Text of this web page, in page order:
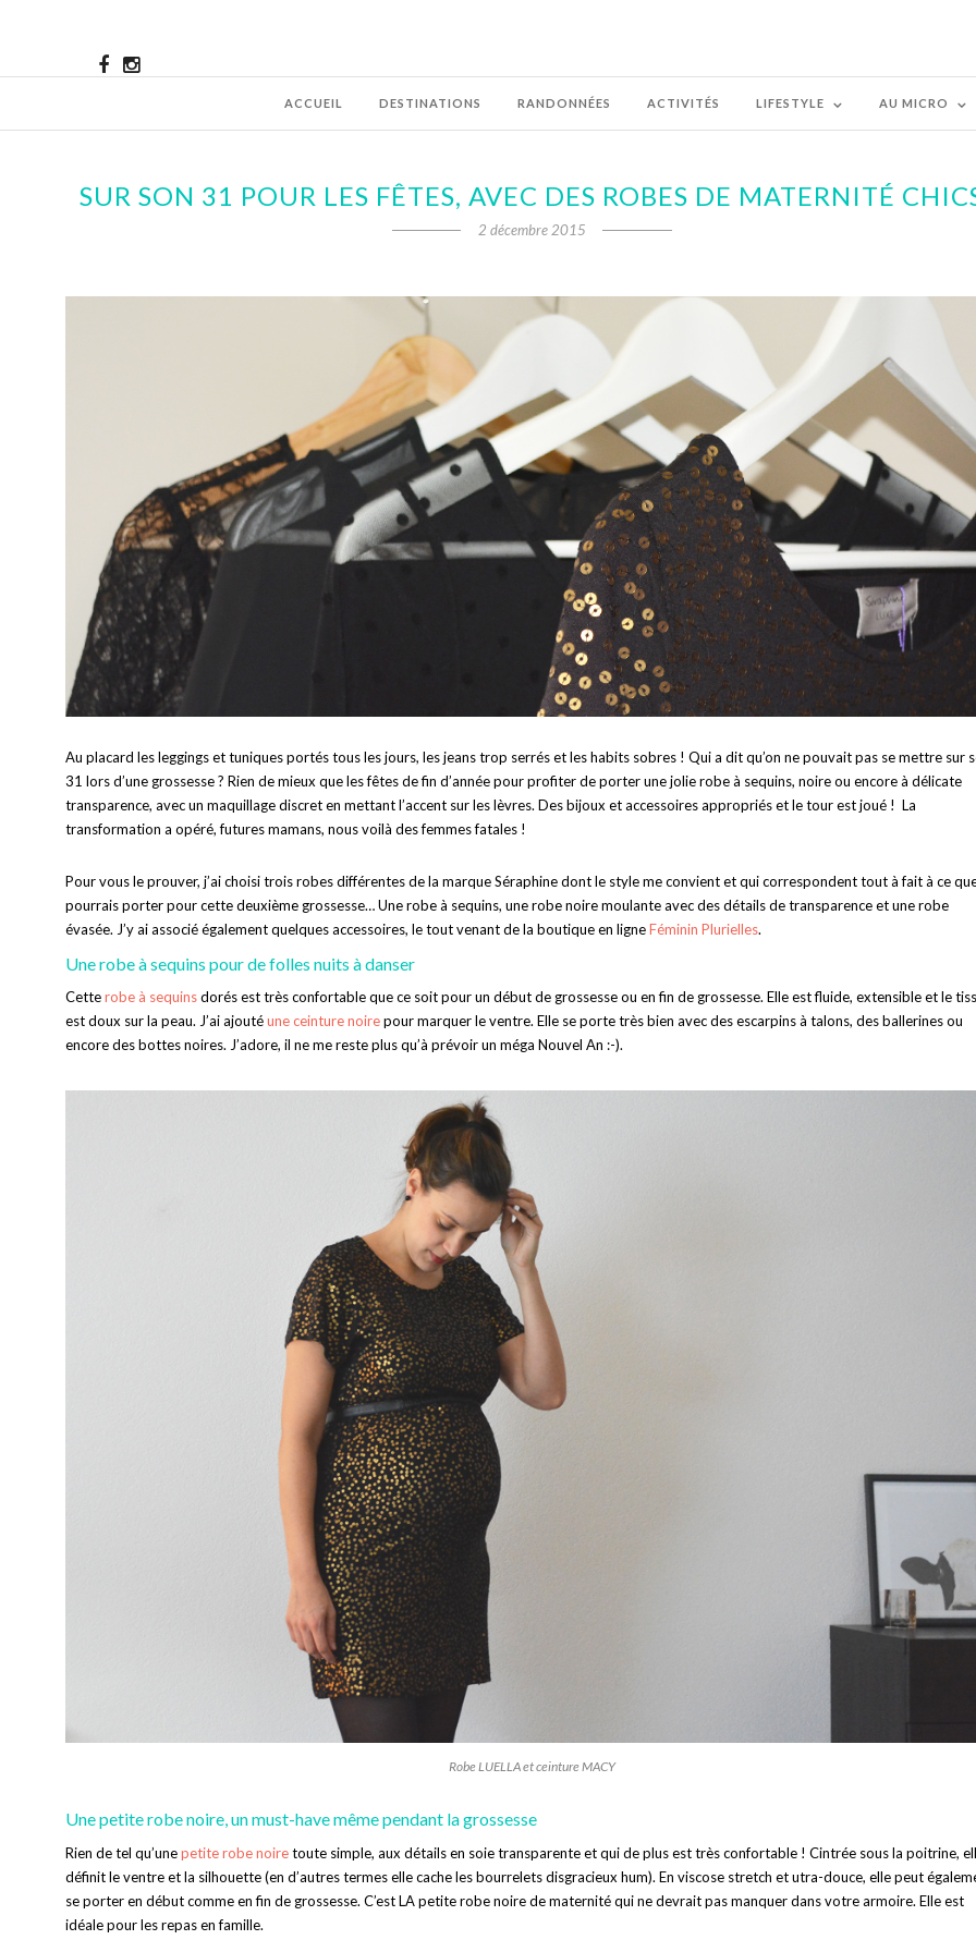
ACCUEIL DESTINATIONS RANDONNÉES ACTIVITÉS LIFESTYLE AU MICRO
SUR SON 31 POUR LES FÊTES, AVEC DES ROBES DE MATERNITÉ
2 décembre 2015
Au placard les leggings et tuniques portés tous les jours, les jeans trop serrés et les habits sobres ! Qui a dit qu’on ne pouvait pas se mettre sur
31 lors d’une grossesse ? Rien de mieux que les fêtes de fin d’année pour profiter de porter une jolie robe à sequins, noire ou encore à délicate
transparence, avec un maquillage discret en mettant l’accent sur les lèvres. Des bijoux et accessoires appropriés et le tour est joué ! La
transformation a opéré, futures mamans, nous voilà des femmes fatales !
Pour vous le prouver, j’ai choisi trois robes différentes de la marque Séraphine dont le style me convient et qui correspondent tout à fait à ce
pourrais porter pour cette deuxième grossesse… Une robe à sequins, une robe noire moulante avec des détails de transparence et une robe
évasée. J’y ai associé également quelques accessoires, le tout venant de la boutique en ligneFéminin Plurielles.
Une robe à sequins pour de folles nuits à danser
Cetterobe à sequinsdorés est très confortable que ce soit pour un début de grossesse ou en fin de grossesse. Elle est fluide, extensible et le
est doux sur la peau. J’ai ajoutéune ceinture noirepour marquer le ventre. Elle se porte très bien avec des escarpins à talons, des ballerines ou
encore des bottes noires. J’adore, il ne me reste plus qu’à prévoir un méga Nouvel An :-).
Robe LUELLA et ceinture MACY
Une petite robe noire, un must-have même pendant la grossesse
Rien de tel qu’unepetite robe noiretoute simple, aux détails en soie transparente et qui de plus est très confortable ! Cintrée sous la poitrine,
définit le ventre et la silhouette (en d’autres termes elle cache les bourrelets disgracieux hum). En viscose stretch et utra-douce, elle peut
se porter en début comme en fin de grossesse. C’est LA petite robe noire de maternité qui ne devrait pas manquer dans votre armoire. Elle est
idéale pour les repas en famille.